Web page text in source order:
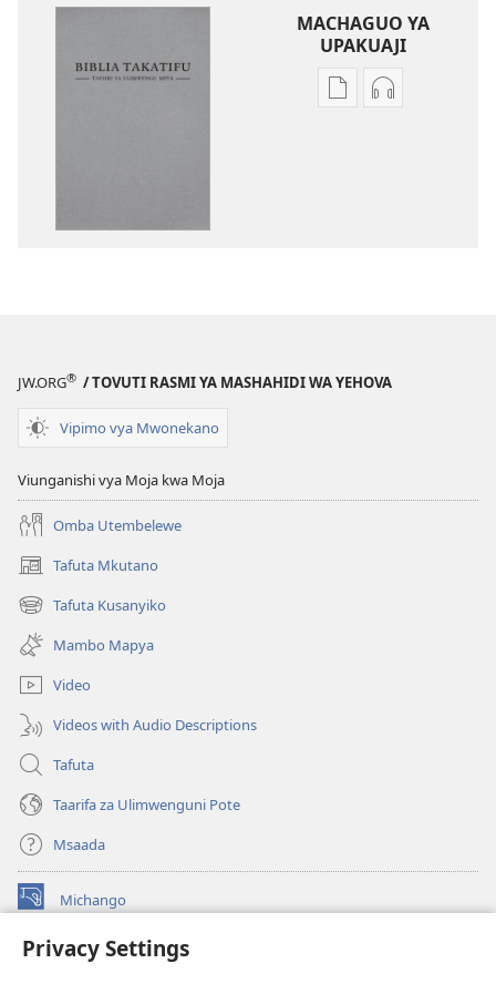
Privacy Settings
MACHAGUO YA
UPAKUAJI
Mbinu
Ulimwengu
2017)
Mbinu
Ulimwengu
2017)
JW.ORG® / TOVUTI RASMI YA MASHAHIDI WA YEHOVA
Vipimo vya Mwonekano
Viunganishi vya Moja kwa Moja
Omba Utembelewe
Tafuta Mkutano
(opens
new
window)
Tafuta Kusanyiko
(opens
new
window)
Mambo Mapya
Video
Videos with Audio Descriptions
Tafuta
Taarifa za Ulimwenguni Pote
Msaada
Michango
(opens
window)Watchtower MAKTABA KWENYE MTANDAO™